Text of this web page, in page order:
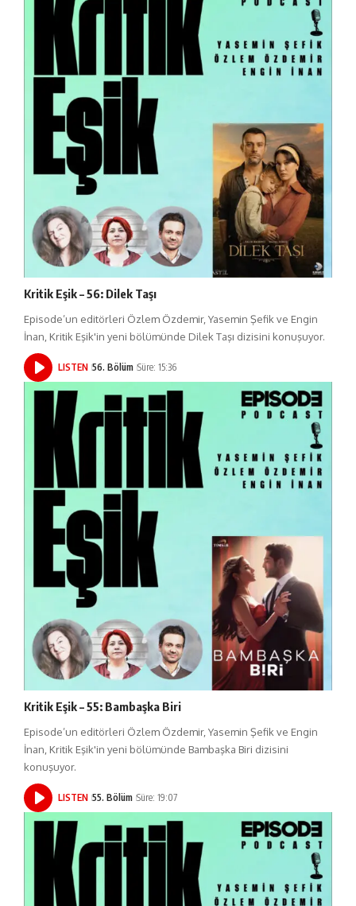
Kritik Eşik – 56: Dilek Taşı
Episode’un editörleri Özlem Özdemir, Yasemin Şefik ve Engin
İnan, Kritik Eşik'in yeni bölümünde Dilek Taşı dizisini konuşuyor.
LISTEN 56. Bölüm Süre: 15:36
Kritik Eşik – 55: Bambaşka Biri
Episode’un editörleri Özlem Özdemir, Yasemin Şefik ve Engin
İnan, Kritik Eşik'in yeni bölümünde Bambaşka Biri dizisini
konuşuyor.
LISTEN 55. Bölüm Süre: 19:07